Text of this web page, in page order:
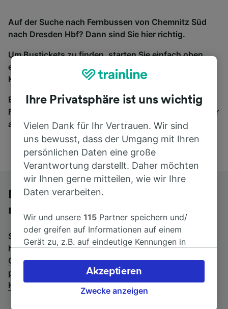
Auf der Suche nach Fernbussen von Chemnitz Süd
nach Dresden Hbf? Dann sind Sie hier richtig.
Um Bustickets zu finden, starten Sie einfach oben
eine Suche und wir vergleichen Fahrtzeiten und
Kosten für Bahn- und Busreisen miteinander.
Egal, wohin die Reise geht – starten Sie mit uns.
Finden Sie hier Fahrkarten für Verbindungen von mehr
als 170 Bahn- und Busunternehmen.
Mit dem Fernbus von Chemnitz Süd
nach Dresden Hbf
Suchen Sie nach einem Rückfahrtticket? Dann bitte
hier entlang:Fernbusse von Dresden Hbf nach
Chemnitz Süd.Wenn Sie lieber mit dem Zug fahren,
prüfen Sie die
Züge von Chemnitz Süd bis Dresden
Hbf
.
Ihre Privatsphäre ist uns wichtig
Vielen Dank für Ihr Vertrauen. Wir sind
uns bewusst, dass der Umgang mit Ihren
persönlichen Daten eine große
Verantwortung darstellt. Daher möchten
wir Ihnen gerne mitteilen, wie wir Ihre
Daten verarbeiten.
Wir und unsere115 Partner speichern und/
oder greifen auf Informationen auf einem
Gerät zu, z.B. auf eindeutige Kennungen in
verarbeiten. Sie können Ihre Präferenzen
akzeptieren oder verwalten, einschließlich
Ihres Widerspruchsrechts bei berechtigtem
Zwecke anzeigen
Akzeptieren